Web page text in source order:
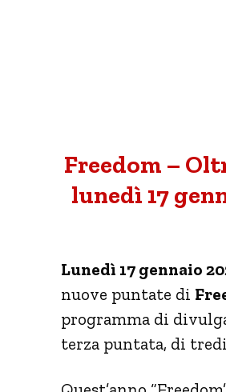
Freedom –
lunedì 17
Lunedì 17 gennaio
nuove puntate di
programma di
terza puntata, di